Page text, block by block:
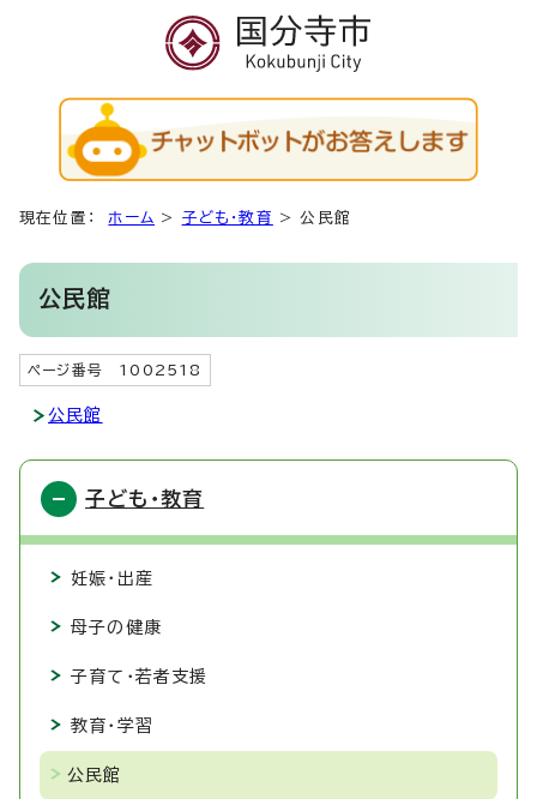
現在位置： ホーム > 子ども・教育 >公民館
公民館
ページ番号 1002518
公民館
子ども・教育
妊娠・出産
母子の健康
子育て・若者支援
教育・学習
公民館